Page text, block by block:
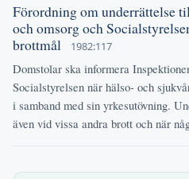
Förordning om underrättelse
och omsorg och
brottmål
1982:117
Domstolar ska informera
Socialstyrelsen när hälso- och
i samband med sin yrkesutövning.
även vid vissa andra brott och när